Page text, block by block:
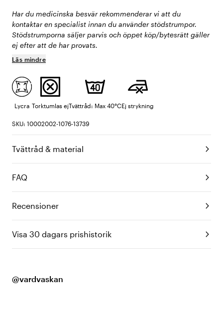
Har du medicinska besvär rekommenderar vi att du
kontaktar en specialist innan du använder stödstrumpor.
Stödstrumporna säljer parvis och öppet köp/bytesrätt gäller
ej efter att de har provats.
Läs mindre
Lycra Torktumlas ejTvättråd: Max 40°CEj strykning
SKU: 10002002-1076-13739
Tvättråd & material
FAQ
Recensioner
Visa 30 dagars prishistorik
@vardvaskan